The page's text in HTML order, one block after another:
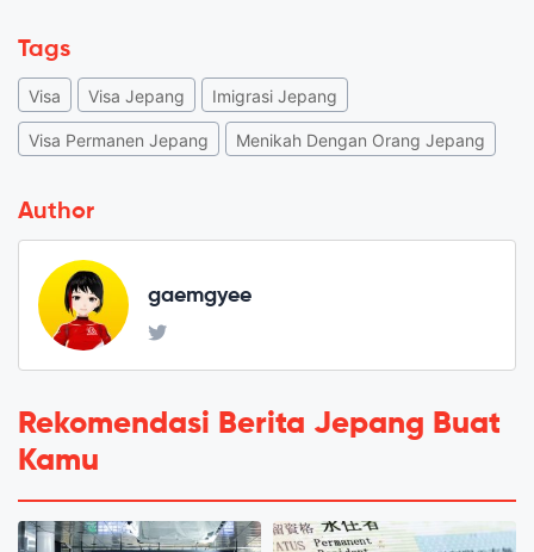
Tags
Visa Visa Jepang Imigrasi Jepang
Visa Permanen Jepang Menikah Dengan Orang Jepang
Author
gaemgyee
Rekomendasi Berita Jepang Buat
Kamu